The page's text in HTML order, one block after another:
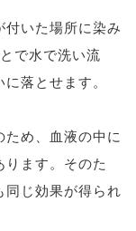
いた場所に染み
で水で洗い流
落とせます。
め、血液の中に
ます。そのた
じ効果が得られ